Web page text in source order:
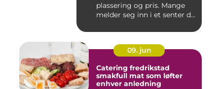
plassering og pris. Mange
melder seg inn i et senter de
09. jun
Catering fredrikstad
smakfull mat som løfter
enhver anledning